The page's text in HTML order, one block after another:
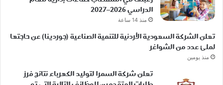
الدراسي 2026–2027
منذ 14 ساعة
تعلن الشركة السعودية الأردنية للتنمية الصناعية (جوردينا) عن حاجتها
لملئ عدد من الشواغر
منذ يومين
تعلن شركة السمرا لتوليد الكهرباء نتائج فرز